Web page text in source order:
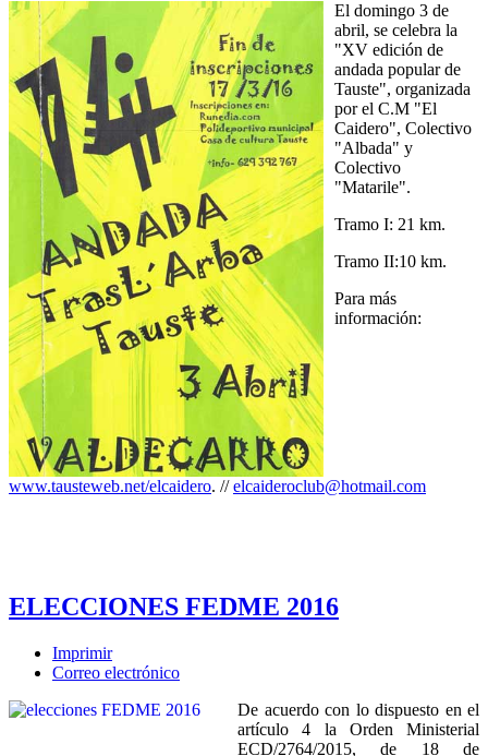
El domingo 3 de
abril, se celebra la
"XV edición de
andada popular de
Tauste", organizada
por el C.M "El
Caidero", Colectivo
"Albada" y
Colectivo
"Matarile".
Tramo I: 21 km.
Tramo II:10 km.
Para más
información:
www.tausteweb.net/elcaidero. //elcaideroclub@hotmail.com
ELECCIONES FEDME 2016
Imprimir
Correo electrónico
De acuerdo con lo dispuesto en el
artículo 4 la Orden Ministerial
ECD/2764/2015, de 18 de